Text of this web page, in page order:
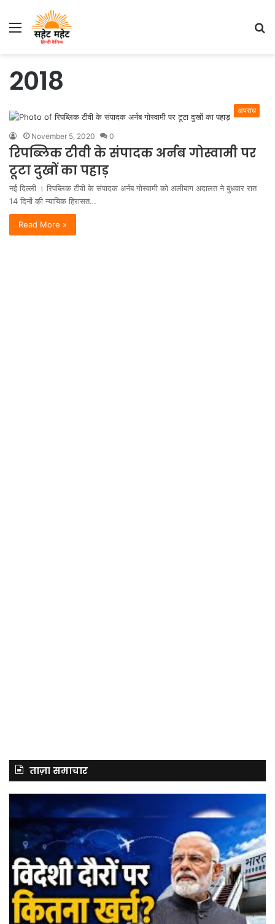
Menu
2018
अपराध
November 5, 2020 0
रिपब्लिक टीवी के संपादक अर्नब गोस्वामी पर
टूटा दुखों का पहाड़
नई दिल्ली । रिपब्लिक टीवी के संपादक अर्नब गोस्वामी को अलीबाग अदालत ने बुधवार रात
14 दिनों की न्यायिक हिरासत…
Read More »
ताज़ा समाचार